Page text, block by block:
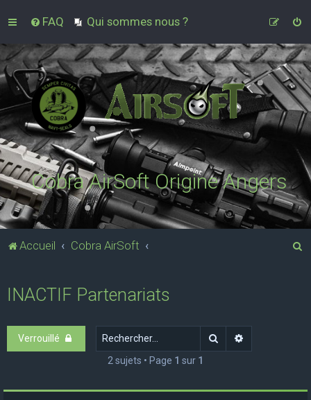
FAQ Qui sommes nous ?
Cobra AirSoft Origine Angers
Accueil Cobra AirSoft
INACTIF Partenariats
Verrouillé Rechercher
2 sujets • Page 1 sur 1